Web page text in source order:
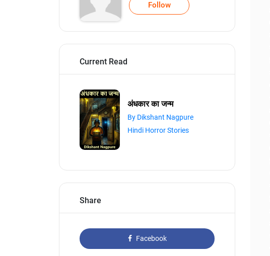
Follow
Current Read
अंधकार का जन्म
By Dikshant Nagpure
Hindi Horror Stories
Share
Facebook